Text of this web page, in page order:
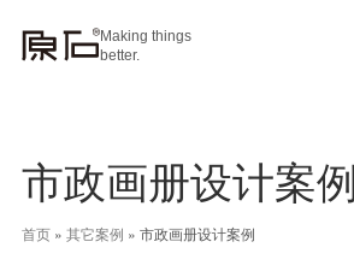
Making things
better.
市政画册设计案例
首页 » 其它案例 » 市政画册设计案例